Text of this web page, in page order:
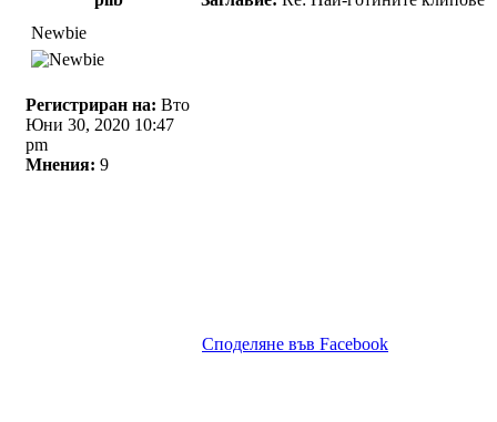
Newbie
Регистриран на: Вто
Юни 30, 2020 10:47
pm
Мнения: 9
Споделяне във Facebook